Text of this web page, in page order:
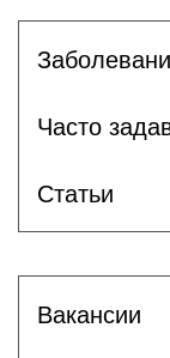
Часто
Статьи
Вакансии